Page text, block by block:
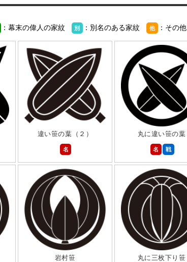
：幕末の偉人の家紋 別 ：別名のある家紋 他 ：その他
違い笹の葉（２）
名
丸に違い笹の葉
名
戦
岩村笹
丸に三枚下り笹